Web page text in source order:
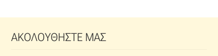
ΑΚΟΛΟΥΘΗΣΤΕ ΜΑΣ